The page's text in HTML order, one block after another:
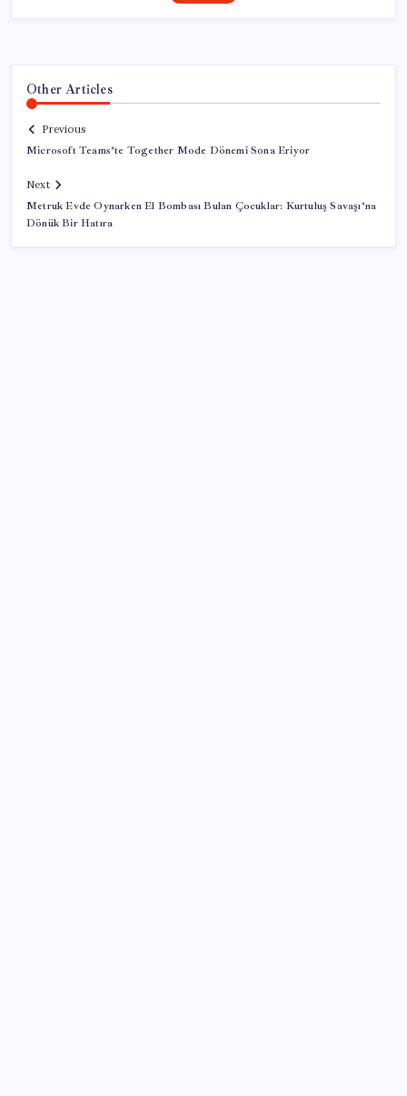
Other Articles
Previous
Microsoft Teams’te Together Mode Dönemi Sona Eriyor
Next
Metruk Evde Oynarken El Bombası Bulan Çocuklar: Kurtuluş Savaşı’na
Dönük Bir Hatıra